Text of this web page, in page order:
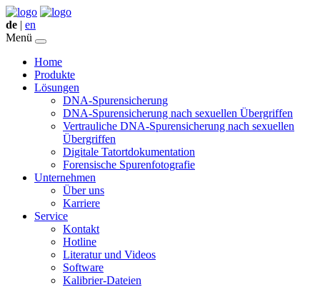
de | en
Menü
Home
Produkte
Lösungen
DNA-Spurensicherung
DNA-Spurensicherung nach sexuellen Übergriffen
Vertrauliche DNA-Spurensicherung nach sexuellen
Übergriffen
Digitale Tatortdokumentation
Forensische Spurenfotografie
Unternehmen
Über uns
Karriere
Service
Kontakt
Hotline
Literatur und Videos
Software
Kalibrier-Dateien